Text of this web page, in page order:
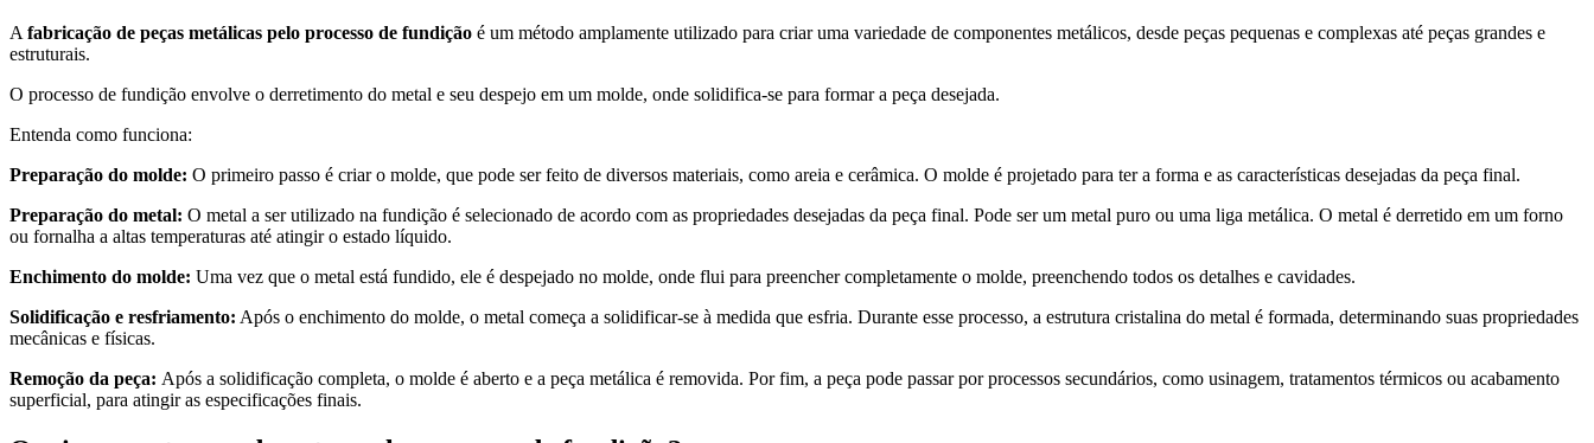
A fabricação de peças metálicas pelo processo de fundição é um método amplamente utilizado para criar uma variedade de componentes metálicos, desde peças pequenas e complexas até peças grandes e
estruturais.
O processo de fundição envolve o derretimento do metal e seu despejo em um molde, onde solidifica-se para formar a peça desejada.
Entenda como funciona:
Preparação do molde: O primeiro passo é criar o molde, que pode ser feito de diversos materiais, como areia e cerâmica. O molde é projetado para ter a forma e as características desejadas da peça final.
Preparação do metal: O metal a ser utilizado na fundição é selecionado de acordo com as propriedades desejadas da peça final. Pode ser um metal puro ou uma liga metálica. O metal é derretido em um forno
ou fornalha a altas temperaturas até atingir o estado líquido.
Enchimento do molde: Uma vez que o metal está fundido, ele é despejado no molde, onde flui para preencher completamente o molde, preenchendo todos os detalhes e cavidades.
Solidificação e resfriamento: Após o enchimento do molde, o metal começa a solidificar-se à medida que esfria. Durante esse processo, a estrutura cristalina do metal é formada, determinando suas propriedades
mecânicas e físicas.
Remoção da peça: Após a solidificação completa, o molde é aberto e a peça metálica é removida. Por fim, a peça pode passar por processos secundários, como usinagem, tratamentos térmicos ou acabamento
superficial, para atingir as especificações finais.